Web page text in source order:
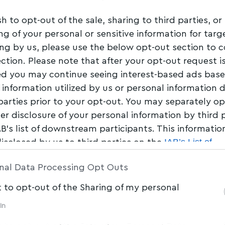
to opt-out of the sale, sharing to third parties, or
of your personal or sensitive information for
by us, please use the below opt-out section to
Please note that after your opt-out request is
you may continue seeing interest-based ads
information utilized by us or personal information
prior to your opt-out. You may separately
disclosure of your personal information by third
list of downstream participants. This
by us to third parties on the IAB’s List of
Data Processing Opt Outs
to opt-out of the Sharing of my personal
σε
στην οδό Κανάρη
Βόλο
Share 0 Min Read